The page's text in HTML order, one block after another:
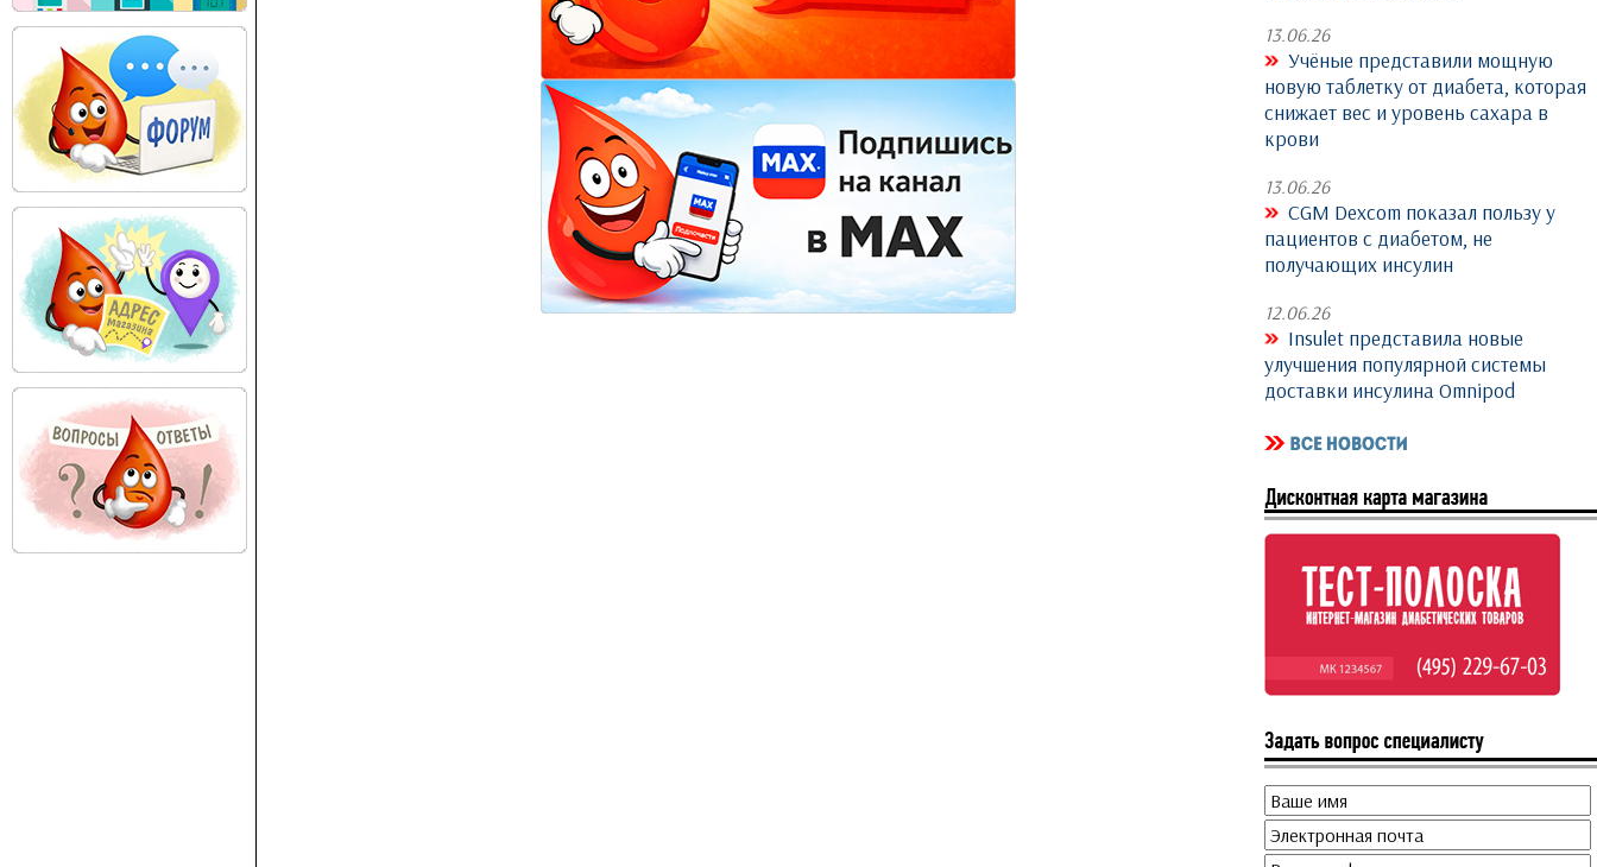
13.06.26
Учёные представили мощную
новую таблетку от диабета, которая
снижает вес и уровень сахара в
крови
13.06.26
CGM Dexcom показал пользу у
пациентов с диабетом, не
получающих инсулин
12.06.26
Insulet представила новые
улучшения популярной системы
доставки инсулина Omnipod